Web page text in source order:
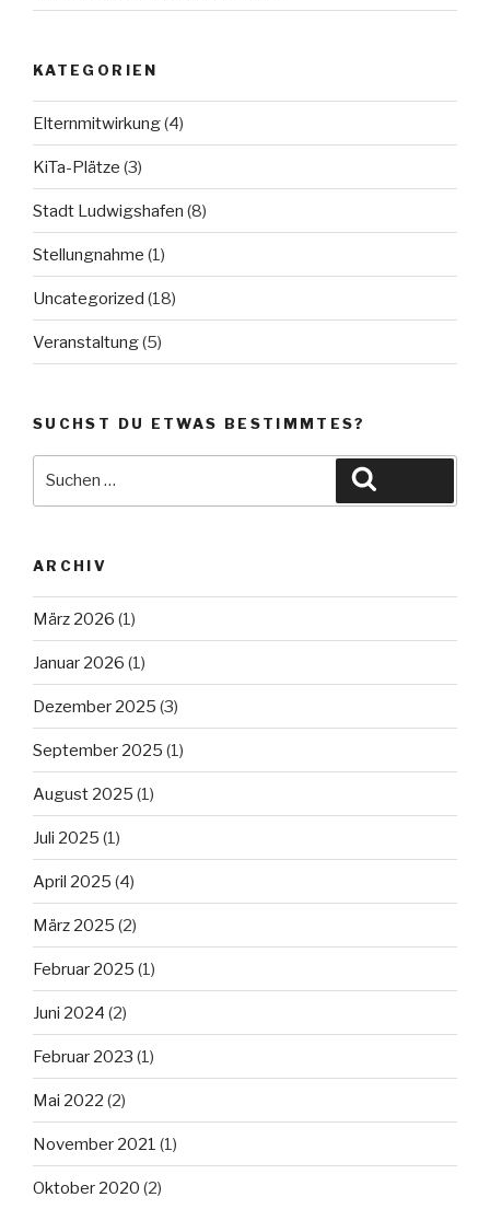
KATEGORIEN
Elternmitwirkung(4)
KiTa-Plätze (3)
Stadt Ludwigshafen (8)
Stellungnahme (1)
Uncategorized (18)
Veranstaltung(5)
SUCHST DU ETWAS BESTIMMTES?
ARCHIV
März 2026 (1)
Januar 2026 (1)
Dezember 2025 (3)
September 2025 (1)
August 2025 (1)
Juli 2025 (1)
April 2025 (4)
März 2025 (2)
Februar 2025 (1)
Juni 2024 (2)
Februar 2023 (1)
Mai 2022 (2)
November 2021 (1)
Oktober 2020 (2)